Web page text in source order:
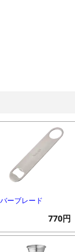
バーブレード
770円